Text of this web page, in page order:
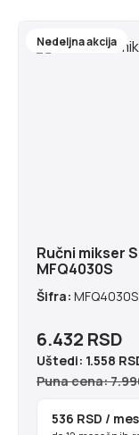
Nedeljna akcija
Ručni mikser
MFQ4030S
Šifra: MFQ4030S
6.432 RSD
Uštedi: 1.558
Puna cena:
536 RSD /